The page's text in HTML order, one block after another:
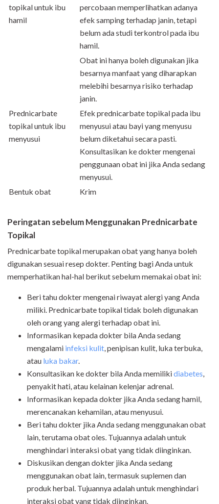
topikal untuk ibu
hamil
percobaan memperlihatkan adanya
efek samping terhadap janin, tetapi
belum ada studi terkontrol pada ibu
hamil.
Obat ini hanya boleh digunakan jika
besarnya manfaat yang diharapkan
melebihi besarnya risiko terhadap
janin.
Prednicarbate
topikal untuk ibu
menyusui
Efek prednicarbate topikal pada ibu
menyusui atau bayi yang menyusu
belum diketahui secara pasti.
Konsultasikan ke dokter mengenai
penggunaan obat ini jika Anda sedang
menyusui.
Bentuk obat
Krim
Peringatan sebelum Menggunakan Prednicarbate
Topikal
Prednicarbate topikal merupakan obat yang hanya boleh
digunakan sesuai resep dokter. Penting bagi Anda untuk
memperhatikan hal-hal berikut sebelum memakai obat ini:
Beri tahu dokter mengenai riwayat alergi yang Anda
miliki. Prednicarbate topikal tidak boleh digunakan
oleh orang yang alergi terhadap obat ini.
Informasikan kepada dokter bila Anda sedang
mengalami infeksi kulit, penipisan kulit, luka terbuka,
atau luka bakar.
Konsultasikan ke dokter bila Anda memilikidiabetes,
penyakit hati, atau kelainan kelenjar adrenal.
Informasikan kepada dokter jika Anda sedang hamil,
merencanakan kehamilan, atau menyusui.
Beri tahu dokter jika Anda sedang menggunakan obat
lain, terutama obat oles. Tujuannya adalah untuk
menghindari interaksi obat yang tidak diinginkan.
Diskusikan dengan dokter jika Anda sedang
menggunakan obat lain, termasuk suplemen dan
produk herbal. Tujuannya adalah untuk menghindari
interaksi obat yang tidak diinginkan.